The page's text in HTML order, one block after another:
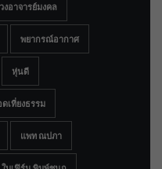
งอาจารย์มงคล
พยากรณ์อากาศ
หุ่นดี
เที่ยงธรรม
แพท ณปภา